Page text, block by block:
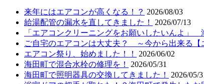
来年にはエアコンが高くなる！？ 2026/08/03
給湯配管の漏水を直してきました！
2026/07/13
「エアコンクリーニングをお願いしたいんよ」
ご自宅のエアコンは大丈夫？ ～今から出来る【
エアコン祭り、始めました！！
2026/06/02
海田町で混合水栓の修理を！
2026/05/31
海田町で照明器具の交換してきました！
2026/05/